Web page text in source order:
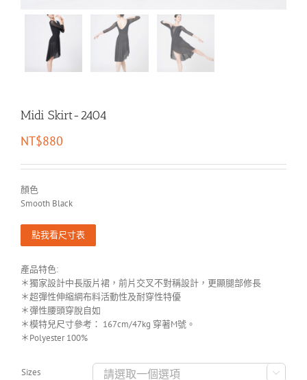
Midi Skirt-2404
NT$880
顏色
Smooth Black
點我看尺寸表
產品特色:
＊獨家設計中長版片裙，前片交叉不對稱設計，更顯腿部修長
＊超彈性伸縮網布料活動性及耐穿性特優
＊彈性腰頭穿脫自如
＊模特兒尺寸參考： 167cm/47kg 穿著M號。
＊Polyester 100%
Sizes 